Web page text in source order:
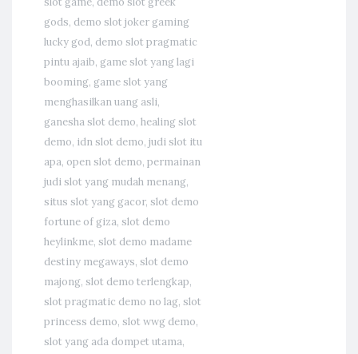
gods, demo slot joker gaming
lucky god, demo slot pragmatic
pintu ajaib, game slot yang lagi
booming, game slot yang
menghasilkan uang asli,
ganesha slot demo, healing slot
demo, idn slot demo, judi slot itu
apa, open slot demo, permainan
judi slot yang mudah menang,
situs slot yang gacor, slot demo
fortune of giza, slot demo
heylinkme, slot demo madame
destiny megaways, slot demo
majong, slot demo terlengkap,
slot pragmatic demo no lag, slot
princess demo, slot wwg demo,
slot yang ada dompet utama,